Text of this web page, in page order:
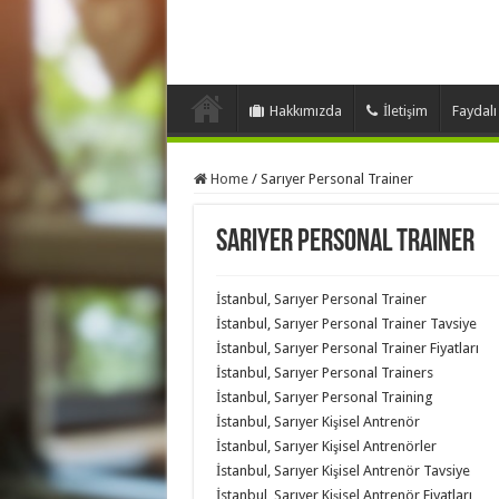
Hakkımızda İletişim
Home / Sarıyer Personal Trainer
Sarıyer Personal Trainer
İstanbul, Sarıyer Personal Trainer
İstanbul, Sarıyer Personal Trainer Tavsiye
İstanbul, Sarıyer Personal Trainer Fiyatları
İstanbul, Sarıyer Personal Trainers
İstanbul, Sarıyer Personal Training
İstanbul, Sarıyer Kişisel Antrenör
İstanbul, Sarıyer Kişisel Antrenörler
İstanbul, Sarıyer Kişisel Antrenör Tavsiye
İstanbul, Sarıyer Kişisel Antrenör Fiyatları